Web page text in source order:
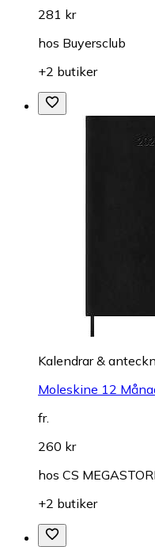
281 kr
hos Buyersclub
+2 butiker
Kalendrar &
Moleskine 12
fr.
260 kr
hos CS
+2 butiker